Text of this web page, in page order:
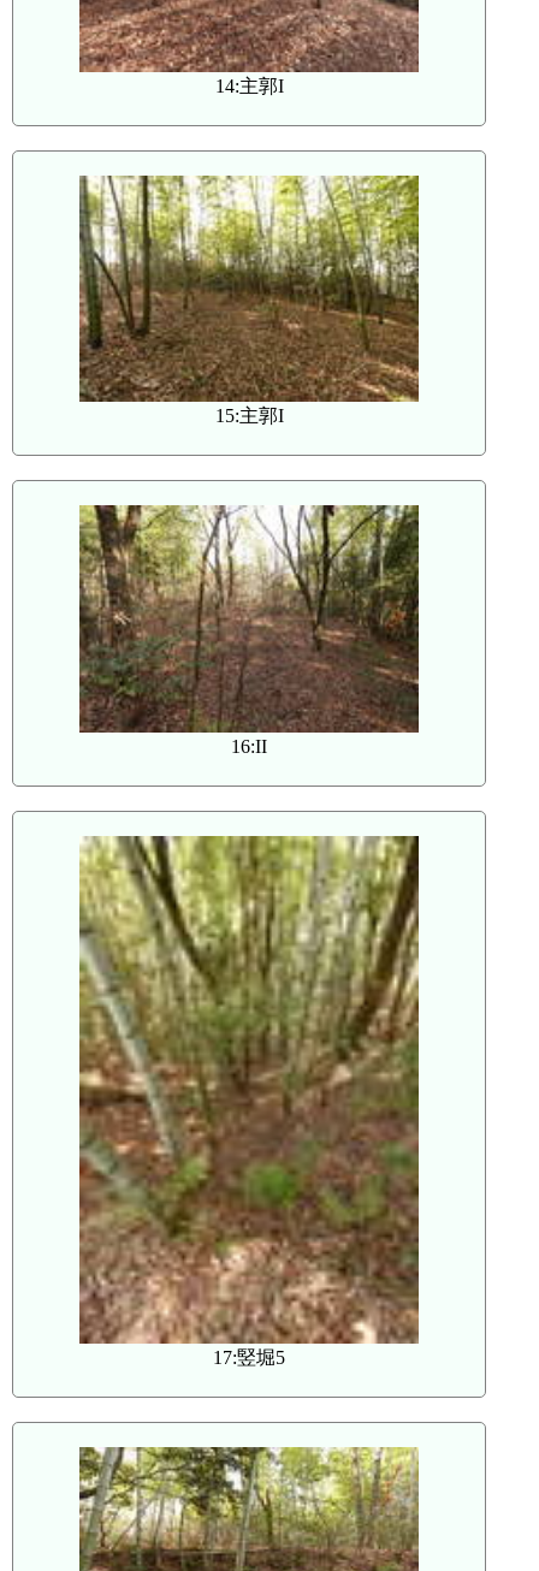
14:主郭I
15:主郭I
16:II
17:竪堀5